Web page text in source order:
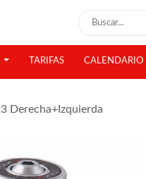
TARIFAS CALENDARIO
Derecha+Izquierda